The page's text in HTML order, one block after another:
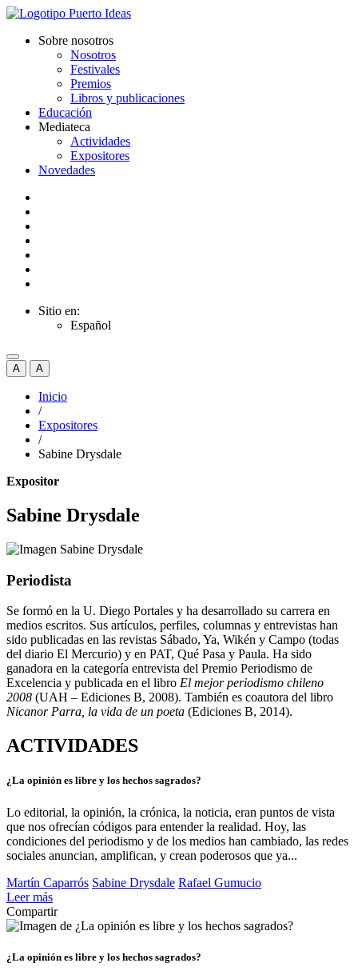
Sobre nosotros
Nosotros
Festivales
Premios
Libros y publicaciones
Educación
Mediateca
Actividades
Expositores
Novedades
Sitio en:
Español
A A
Inicio
/
Expositores
/
Sabine Drysdale
Expositor
Sabine Drysdale
Periodista
Se formó en la U. Diego Portales y ha desarrollado su carrera en
medios escritos. Sus artículos, perfiles, columnas y entrevistas han
sido publicadas en las revistas Sábado, Ya, Wikén y Campo (todas
del diario El Mercurio) y en PAT, Qué Pasa y Paula. Ha sido
ganadora en la categoría entrevista del Premio Periodismo de
Excelencia y publicada en el libro El mejor periodismo chileno
2008 (UAH – Ediciones B, 2008). También es coautora del libro
Nicanor Parra, la vida de un poeta (Ediciones B, 2014).
ACTIVIDADES
¿La opinión es libre y los hechos sagrados?
Lo editorial, la opinión, la crónica, la noticia, eran puntos de vista
que nos ofrecían códigos para entender la realidad. Hoy, las
condiciones del periodismo y de los medios han cambiado, las redes
sociales anuncian, amplifican, y crean poderosos que ya...
Martín Caparrós Sabine Drysdale Rafael Gumucio
Leer más
Compartir
¿La opinión es libre y los hechos sagrados?